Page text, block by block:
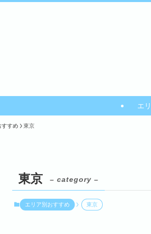
エ
すすめ 東京
東京 – category –
エリア別おすすめ 東京